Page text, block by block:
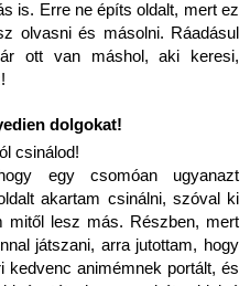
is. Erre ne építs oldalt, mert ez
olvasni és másolni. Ráadásul
ott van máshol, aki keresi,
dolgokat!
csinálod!
egy csomóan ugyanazt
akartam csinálni, szóval ki
mitől lesz más. Részben, mert
játszani, arra jutottam, hogy
animémnek portált, és